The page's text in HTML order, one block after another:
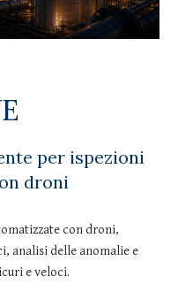
per ispezioni
droni
con droni,
analisi delle anomalie e
e veloci.